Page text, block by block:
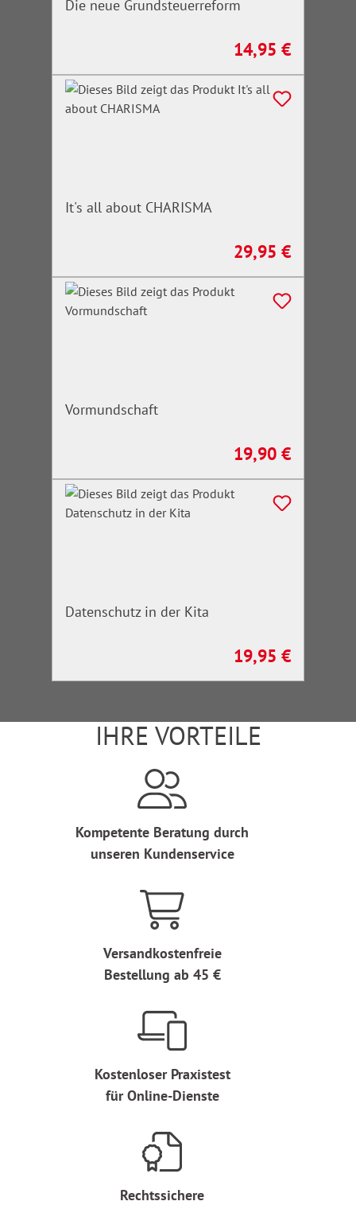
Die neue Grundsteuerreform
Regulärer Preis:
14,95 €
It's all about CHARISMA
Regulärer Preis:
29,95 €
Vormundschaft
Regulärer Preis:
19,90 €
Datenschutz in der Kita
Regulärer Preis:
19,95 €
IHRE VORTEILE
Kompetente Beratung durch
unseren Kundenservice
Versandkostenfreie
Bestellung ab 45 €
Kostenloser Praxistest
für Online-Dienste
Rechtssichere